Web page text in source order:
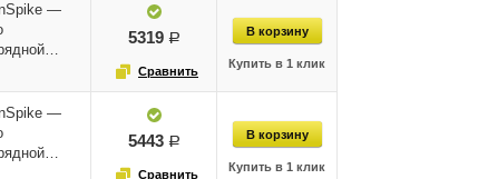
—
5319 руб.
—
5443 руб.